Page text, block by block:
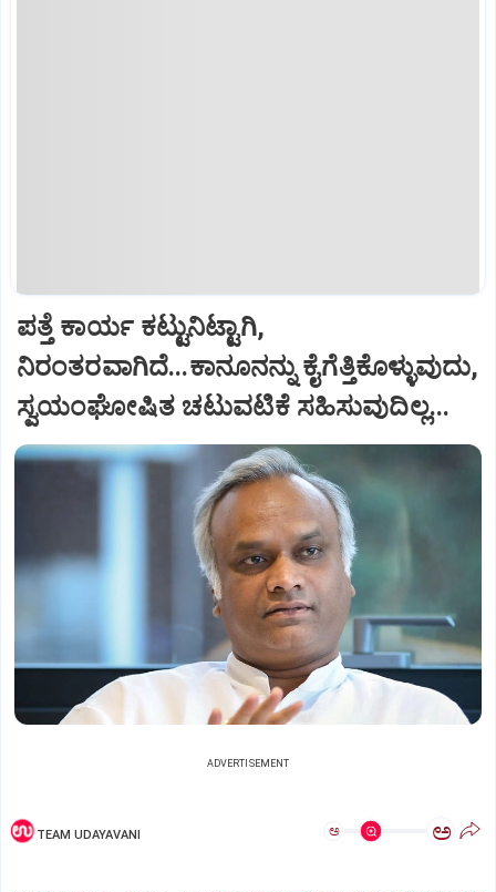
ಪತ್ತೆ ಕಾರ್ಯ ಕಟ್ಟುನಿಟ್ಟಾಗಿ,
ನಿರಂತರವಾಗಿದೆ...ಕಾನೂನನ್ನು ಕೈಗೆತ್ತಿಕೊಳ್ಳುವುದು,
ಸ್ವಯಂಘೋಷಿತ ಚಟುವಟಿಕೆ ಸಹಿಸುವುದಿಲ್ಲ...
ADVERTISEMENT
TEAM UDAYAVANI ಅ ಅ